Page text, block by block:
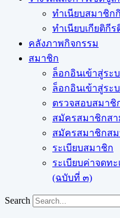
ทำเนียบสมาชิก
ทำเนียบเกียติกีร
คลังภาพกิจกรรม
สมาชิก
ล็อกอินเข้าสู่ระ
ล็อกอินเข้าสู่ระ
ตรวจสอบสมาชิ
สมัครสมาชิกส
สมัครสมาชิกสม
ระเบียบสมาชิก
ระเบียบค่าจดท
(ฉบับที่ ๓)
Search